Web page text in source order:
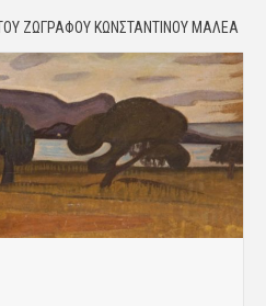
ΖΩΓΡΆΦΟΥ ΚΩΝΣΤΑΝΤΊΝΟΥ ΜΑΛΈΑ